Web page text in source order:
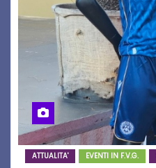
ATTUALITA' EVENTI IN F.V.G.